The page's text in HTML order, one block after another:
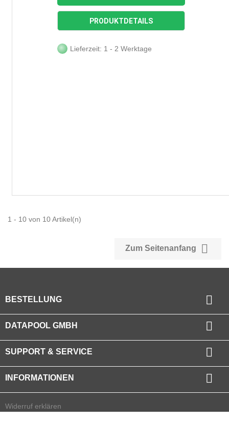
PRODUKTDETAILS
Lieferzeit: 1 - 2 Werktage
1 - 10 von 10 Artikel(n)
Zum Seitenanfang 
BESTELLUNG 
DATAPOOL GMBH 
SUPPORT & SERVICE 
INFORMATIONEN 
Widerruf erklären